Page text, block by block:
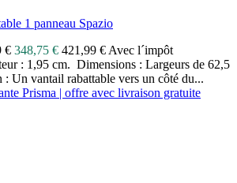
1 panneau Spazio
€ 348,75 € 421,99 € Avec l´impôt
: 1,95 cm. Dimensions : Largeurs de 62,5
Un vantail rabattable vers un côté du...